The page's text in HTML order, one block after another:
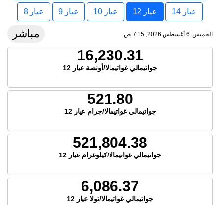
عيار 14 عيار 12 عيار 10 عيار 9 عيار 8
الخميس, 6 أغسطس 2026, 7:15 ص مباشر
16,230.31
جواتيمالي غواتيمالا/أونصة عيار 12
521.80
جواتيمالي غواتيمالا/جرام عيار 12
521,804.38
جواتيمالي غواتيمالا/كيلوغرام عيار 12
6,086.37
جواتيمالي غواتيمالا/تولا عيار 12